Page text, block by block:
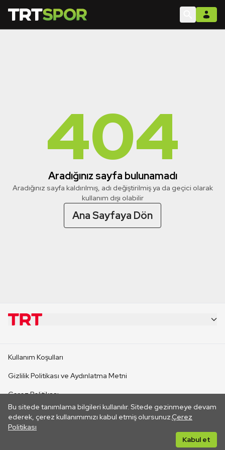
404
Aradığınız sayfa bulunamadı
Aradığınız sayfa kaldırılmış, adı değiştirilmiş ya da geçici olarak
kullanım dışı olabilir
Ana Sayfaya Dön
Bu sitede tanımlama bilgileri kullanılır. Sitede gezinmeye devam
ederek, çerez kullanımımızı kabul etmiş olursunuz.Çerez
Politikası
Kabul et
CANLI YAYINLAR
Kullanım Koşulları
Gizlilik Politikası ve Aydınlatma Metni
Çerez Politikası
İletişim
Her hakkı saklıdır. ©2026 TRT. Bağlantı yoluyla gidilen dış